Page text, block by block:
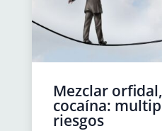
Mezclar
cocaína:
riesgos